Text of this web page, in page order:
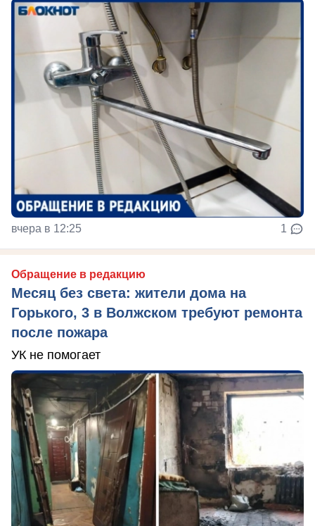
вчера в 12:25 1
Обращение в редакцию
Месяц без света: жители дома на
Горького, 3 в Волжском требуют ремонта
после пожара
УК не помогает